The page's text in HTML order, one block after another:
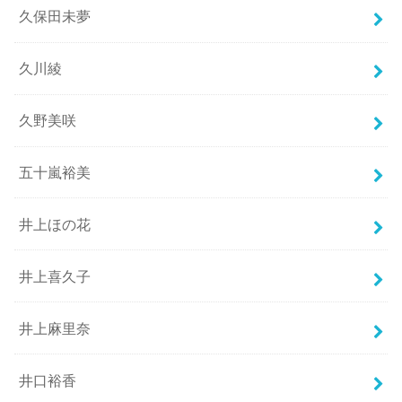
久保田未夢
久川綾
久野美咲
五十嵐裕美
井上ほの花
井上喜久子
井上麻里奈
井口裕香